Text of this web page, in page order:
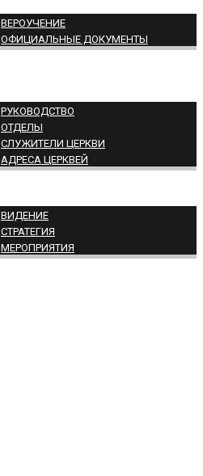
ВЕРОУЧЕНИЕ
ОФИЦИАЛЬНЫЕ ДОКУМЕНТЫ
РУКОВОДСТВО
ОТДЕЛЫ
СЛУЖИТЕЛИ ЦЕРКВИ
АДРЕСА ЦЕРКВЕЙ
ВИДЕНИЕ
СТРАТЕГИЯ
МЕРОПРИЯТИЯ